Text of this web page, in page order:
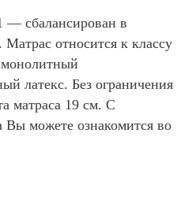
— сбалансирован в
относится к классу
латекс. Без ограничения
матраса 19 см. С
Вы можете ознакомится во